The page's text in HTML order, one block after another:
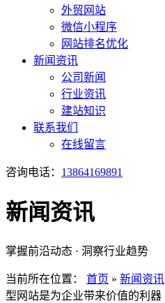
外贸网站
微信小程序
网站排名优化
新闻资讯
公司新闻
行业资讯
建站知识
联系我们
在线留言
咨询电话： 13864169891
新闻资讯
掌握前沿动态 · 洞察行业趋势
当前所在位置： 首页 » 新闻资讯
型网站是为企业带来价值的利器